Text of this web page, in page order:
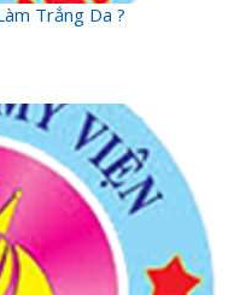
Trắng Da ?